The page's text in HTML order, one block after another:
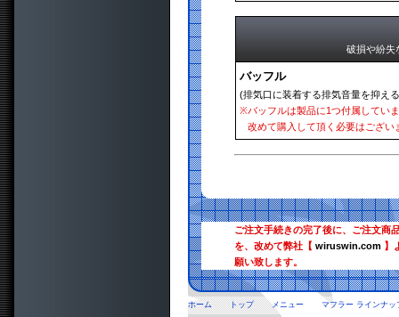
破損や紛失
バッフル
(排気口に装着する排気音量を抑え
※バッフルは製品に1つ付属してい
改めて購入して頂く必要はござい
ご注文手続きの完了後に、ご注文商
を、改めて弊社【wiruswin.com 】
願い致します。
ホーム トップ メニュー マフラー ラインナッ